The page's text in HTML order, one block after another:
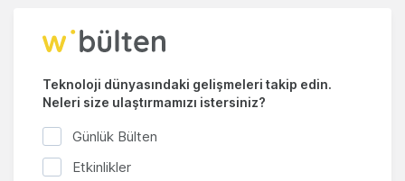
Teknoloji dünyasındaki gelişmeleri takip edin.
Neleri size ulaştırmamızı istersiniz?
Günlük Bülten
Etkinlikler